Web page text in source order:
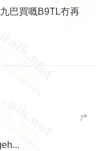
巴買嘅B9TL冇再
7#